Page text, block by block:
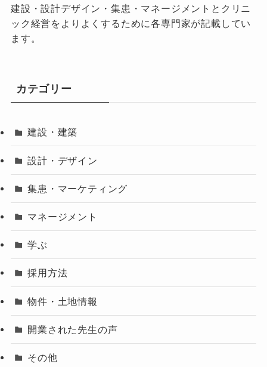
建設・設計デザイン・集患・マネージメントとクリニ
ック経営をよりよくするために各専門家が記載してい
ます。
カテゴリー
建設・建築
設計・デザイン
集患・マーケティング
マネージメント
学ぶ
採用方法
物件・土地情報
開業された先生の声
その他